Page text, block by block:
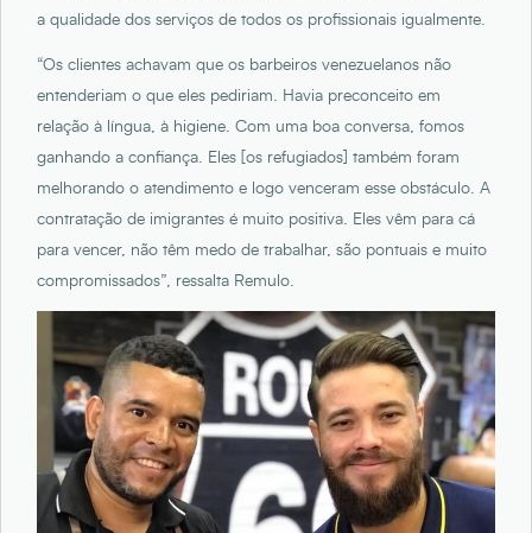
a qualidade dos serviços de todos os profissionais igualmente.
“Os clientes achavam que os barbeiros venezuelanos não
entenderiam o que eles pediriam. Havia preconceito em
relação à língua, à higiene. Com uma boa conversa, fomos
ganhando a confiança. Eles [os refugiados] também foram
melhorando o atendimento e logo venceram esse obstáculo. A
contratação de imigrantes é muito positiva. Eles vêm para cá
para vencer, não têm medo de trabalhar, são pontuais e muito
compromissados”, ressalta Remulo.